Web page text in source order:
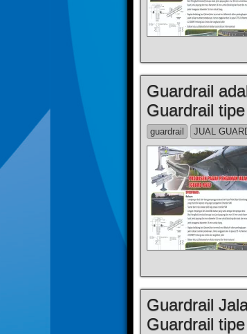
Guardrail
Guardrail
guardrail JUAL
Guardrail
Guardrail